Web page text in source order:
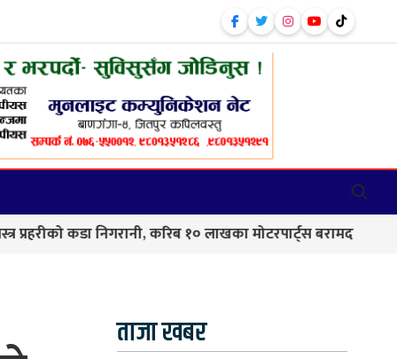
निगरानी, करिब १० लाखका मोटरपार्ट्स बरामद बाणगंगा–८
ताजा खबर